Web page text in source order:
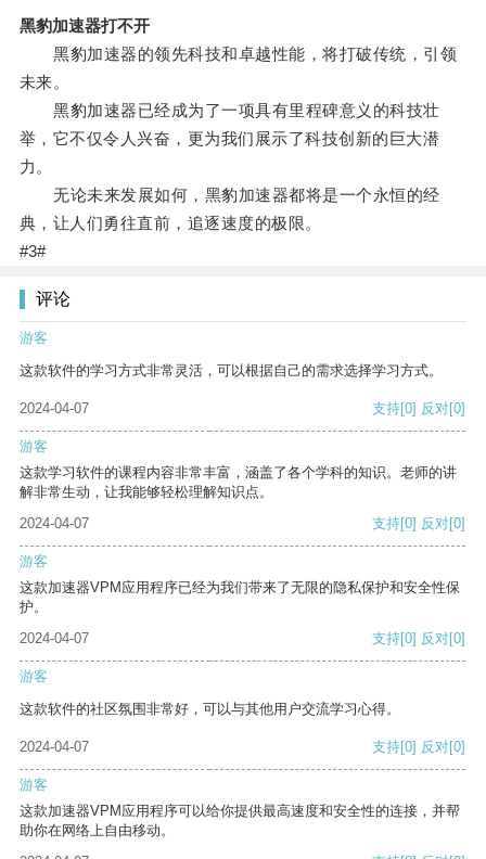
黑豹加速器打不开
黑豹加速器的领先科技和卓越性能，将打破传统，引领
未来。
黑豹加速器已经成为了一项具有里程碑意义的科技壮
举，它不仅令人兴奋，更为我们展示了科技创新的巨大潜
力。
无论未来发展如何，黑豹加速器都将是一个永恒的经
典，让人们勇往直前，追逐速度的极限。
#3#
评论
游客
这款软件的学习方式非常灵活，可以根据自己的需求选择学习方式。
2024-04-07 支持[0] 反对[0]
游客
这款学习软件的课程内容非常丰富，涵盖了各个学科的知识。老师的讲
解非常生动，让我能够轻松理解知识点。
2024-04-07
支持[0] 反对[0]
游客
这款加速器VPM应用程序已经为我们带来了无限的隐私保护和安全性保
护。
2024-04-07
支持[0] 反对[0]
游客
这款软件的社区氛围非常好，可以与其他用户交流学习心得。
2024-04-07 支持[0] 反对[0]
游客
这款加速器VPM应用程序可以给你提供最高速度和安全性的连接，并帮
助你在网络上自由移动。